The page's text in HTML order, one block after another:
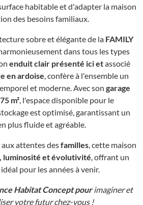
habitable et d'adapter la maison
des besoins familiaux.
sobre et élégante de la FAMILY
dans tous les types
enduit clair présenté ici etassocié
en ardoise, confère à l'ensemble un
et moderne. Avec son garage
m², l'espace disponible pour le
est optimisé, garantissant un
plus fluide et agréable.
attentes desfamilles, cette maison
luminosité et évolutivité, offrant un
pour les années à venir.
Habitat Concept pourimaginer et
votre futur chez-vous !